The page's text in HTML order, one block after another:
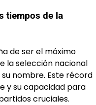
tiempos de la
de ser el máximo
la selección nacional
nombre. Este récord
y su capacidad para
cruciales.